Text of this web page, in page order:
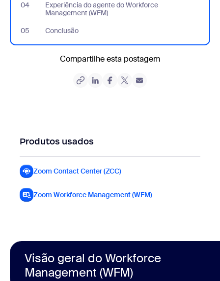
04
Experiência do agente do Workforce
Management (WFM)
- Jumplink to Experiência do agente do Workforce Management
05 Conclusão
- Jumplink to Conclusão
Compartilhe esta postagem
Produtos usados
Zoom Contact Center (ZCC)
Zoom Workforce Management (WFM)
Visão geral do Workforce
Management (WFM)